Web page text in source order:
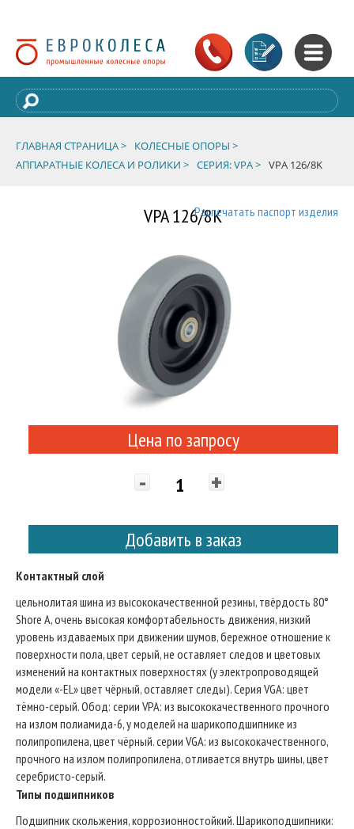
ГЛАВНАЯ СТРАНИЦА >
КОЛЕСНЫЕ ОПОРЫ >
АППАРАТНЫЕ КОЛЕСА И РОЛИКИ > СЕРИЯ: VPA > VPA 126/8K
VPA 126/8KРаспечатать паспорт изделия
Цена по запросу
- +
Добавить в заказ
Контактный слой
цельнолитая шина из высококачественной резины, твёрдость 80°
Shore A, очень высокая комфортабельность движения, низкий
уровень издаваемых при движении шумов, бережное отношение к
поверхности пола, цвет серый, не оставляет следов и цветовых
изменений на контактных поверхностях (у электропроводящей
модели «-EL» цвет чёрный, оставляет следы). Серия VGA: цвет
тёмно-серый. Обод: серии VPA: из высококачественного прочного
на излом полиамида-6, у моделей на шарикоподшипнике из
полипропилена, цвет чёрный. серии VGA: из высококачественного,
прочного на излом полипропилена, отливается внутрь шины, цвет
серебристо-серый.
Типы подшипников
Подшипник скольжения, коррозионностойкий. Шарикоподшипники: